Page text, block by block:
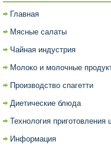
Главная
Мясные салаты
Чайная индустрия
Молоко и молочные
Производство спагетти
Диетические блюда
Технология
Информация